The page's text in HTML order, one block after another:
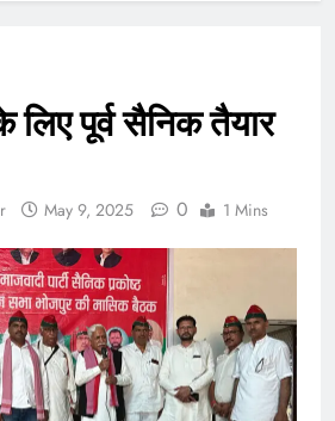
पूर्व सैनिक तैयार
May 9, 2025 0 1 Mins